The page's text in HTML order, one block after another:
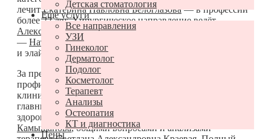
Детская стоматология
Ещё услуги
Все направления
УЗИ
Гинеколог
Дерматолог
Подолог
Косметолог
Терапевт
Анализы
Остеопатия
КТ и диагностика
Цены
лечитЕкатерина Павловна Белоглазова— в профессии
более 22 лет. Хирургическое направление ведёт
Александр Игоревич Петров
— Наталья Владимировна Шалдина
и элайнеры — ортодонт
За пределами стоматологии тоже принимают
профильные специалисты. Общее руководство
клиникой и приём по остеопатии и ревматологии ведёт
главный врачАлексей Валерьевич Голюков
здоровьем занимается гинеколог
Камышанова, общими вопросами и анализами —